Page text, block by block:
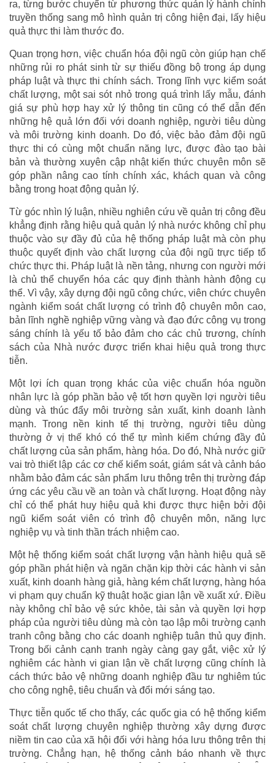
ra, từng bước chuyển từ phương thức quản lý hành chính
truyền thống sang mô hình quản trị công hiện đại, lấy hiệu
quả thực thi làm thước đo.
Quan trọng hơn, việc chuẩn hóa đội ngũ còn giúp hạn chế
những rủi ro phát sinh từ sự thiếu đồng bộ trong áp dụng
pháp luật và thực thi chính sách. Trong lĩnh vực kiểm soát
chất lượng, một sai sót nhỏ trong quá trình lấy mẫu, đánh
giá sự phù hợp hay xử lý thông tin cũng có thể dẫn đến
những hệ quả lớn đối với doanh nghiệp, người tiêu dùng
và môi trường kinh doanh. Do đó, việc bảo đảm đội ngũ
thực thi có cùng một chuẩn năng lực, được đào tạo bài
bản và thường xuyên cập nhật kiến thức chuyên môn sẽ
góp phần nâng cao tính chính xác, khách quan và công
bằng trong hoạt động quản lý.
Từ góc nhìn lý luận, nhiều nghiên cứu về quản trị công đều
khẳng định rằng hiệu quả quản lý nhà nước không chỉ phụ
thuộc vào sự đầy đủ của hệ thống pháp luật mà còn phụ
thuộc quyết định vào chất lượng của đội ngũ trực tiếp tổ
chức thực thi. Pháp luật là nền tảng, nhưng con người mới
là chủ thể chuyển hóa các quy định thành hành động cụ
thể. Vì vậy, xây dựng đội ngũ công chức, viên chức chuyên
ngành kiểm soát chất lượng có trình độ chuyên môn cao,
bản lĩnh nghề nghiệp vững vàng và đạo đức công vụ trong
sáng chính là yếu tố bảo đảm cho các chủ trương, chính
sách của Nhà nước được triển khai hiệu quả trong thực
tiễn.
Một lợi ích quan trọng khác của việc chuẩn hóa nguồn
nhân lực là góp phần bảo vệ tốt hơn quyền lợi người tiêu
dùng và thúc đẩy môi trường sản xuất, kinh doanh lành
mạnh. Trong nền kinh tế thị trường, người tiêu dùng
thường ở vị thế khó có thể tự mình kiểm chứng đầy đủ
chất lượng của sản phẩm, hàng hóa. Do đó, Nhà nước giữ
vai trò thiết lập các cơ chế kiểm soát, giám sát và cảnh báo
nhằm bảo đảm các sản phẩm lưu thông trên thị trường đáp
ứng các yêu cầu về an toàn và chất lượng. Hoạt động này
chỉ có thể phát huy hiệu quả khi được thực hiện bởi đội
ngũ kiểm soát viên có trình độ chuyên môn, năng lực
nghiệp vụ và tinh thần trách nhiệm cao.
Một hệ thống kiểm soát chất lượng vận hành hiệu quả sẽ
góp phần phát hiện và ngăn chặn kịp thời các hành vi sản
xuất, kinh doanh hàng giả, hàng kém chất lượng, hàng hóa
vi phạm quy chuẩn kỹ thuật hoặc gian lận về xuất xứ. Điều
này không chỉ bảo vệ sức khỏe, tài sản và quyền lợi hợp
pháp của người tiêu dùng mà còn tạo lập môi trường cạnh
tranh công bằng cho các doanh nghiệp tuân thủ quy định.
Trong bối cảnh cạnh tranh ngày càng gay gắt, việc xử lý
nghiêm các hành vi gian lận về chất lượng cũng chính là
cách thức bảo vệ những doanh nghiệp đầu tư nghiêm túc
cho công nghệ, tiêu chuẩn và đổi mới sáng tạo.
Thực tiễn quốc tế cho thấy, các quốc gia có hệ thống kiểm
soát chất lượng chuyên nghiệp thường xây dựng được
niềm tin cao của xã hội đối với hàng hóa lưu thông trên thị
trường. Chẳng hạn, hệ thống cảnh báo nhanh về thực